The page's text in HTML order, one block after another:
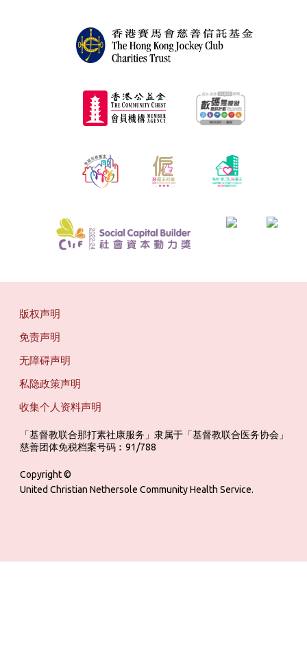
版权声明
免责声明
无障碍声明
私隐政策声明
收集个人资料声明
「基督教联合那打素社康服务」隶属于「基督教联合医务协会」
慈善团体免税档案号码︰91/788
Copyright ©
United Christian Nethersole Community Health Service.